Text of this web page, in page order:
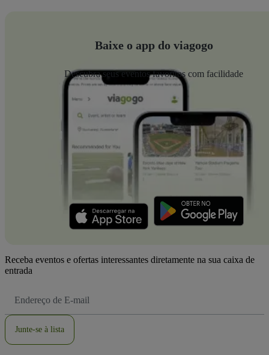
Baixe o app do viagogo
Descubra seus eventos favoritos com facilidade
Receba eventos e ofertas interessantes diretamente na sua caixa de
entrada
de
Junte-se à lista